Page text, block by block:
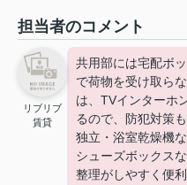
担当者のコメント
リブリブ
賃貸
共用部には宅配ボ
で荷物を受け取ら
は、TVインターホ
るので、防犯対策
独立・浴室乾燥機
シューズボックス
整理がしやすく便